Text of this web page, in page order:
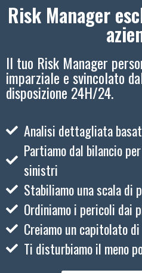
Risk Manager
Il tuo Risk Manager
imparziale e svincolato
disposizione 24H/24.
Analisi dettagliata
Partiamo dal bilancio
sinistri
Stabiliamo una scala di
Ordiniamo i pericoli dai
Creiamo un capitolato
Ti disturbiamo il meno